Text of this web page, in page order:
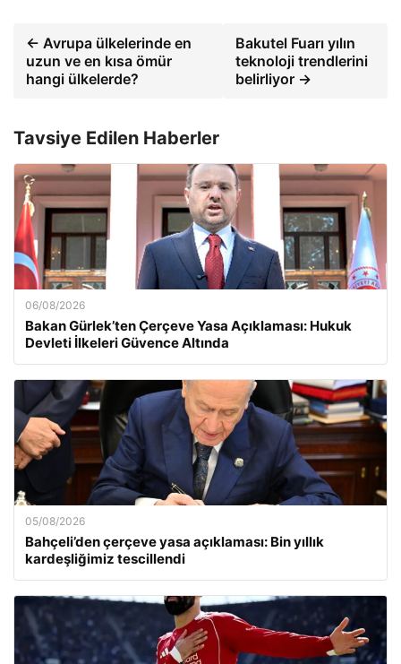
← Avrupa ülkelerinde en
uzun ve en kısa ömür
hangi ülkelerde?
Bakutel Fuarı yılın
teknoloji trendlerini
belirliyor →
Tavsiye Edilen Haberler
06/08/2026
Bakan Gürlek’ten Çerçeve Yasa Açıklaması: Hukuk
Devleti İlkeleri Güvence Altında
05/08/2026
Bahçeli’den çerçeve yasa açıklaması: Bin yıllık
kardeşliğimiz tescillendi